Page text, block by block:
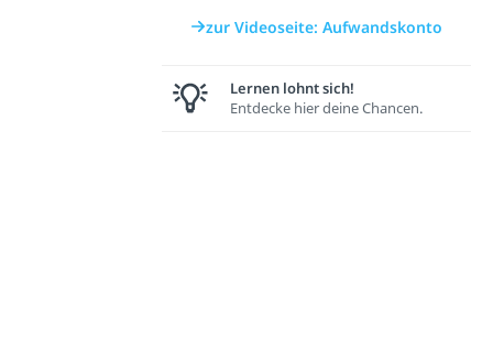
zur Videoseite: Aufwandskonto
Lernen lohnt sich!
Entdecke hier deine Chancen.